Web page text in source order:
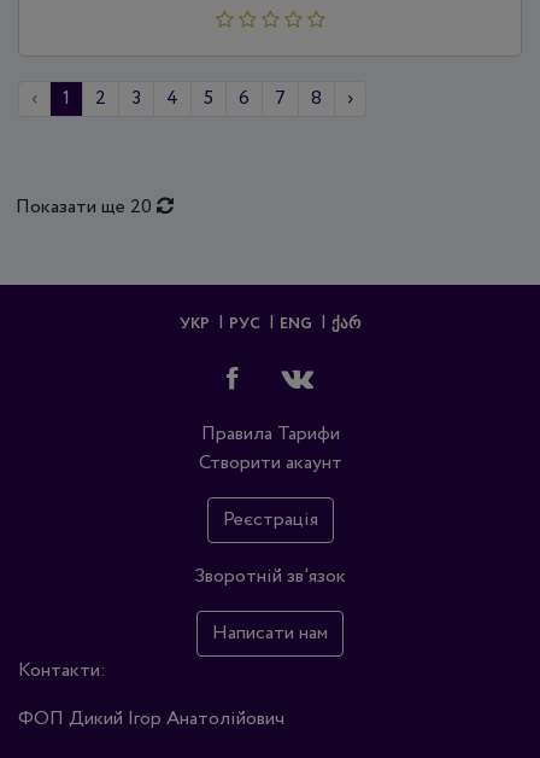
‹ 1 2 3 4 5 6 7 8 ›
Показати ще 20
УКР РУС ENG ᲥᲐᲠ
Правила Тарифи
Створити акаунт
Реєстрація
Зворотній зв'язок
Написати нам
Контакти:
ФОП Дикий Ігор Анатолійович